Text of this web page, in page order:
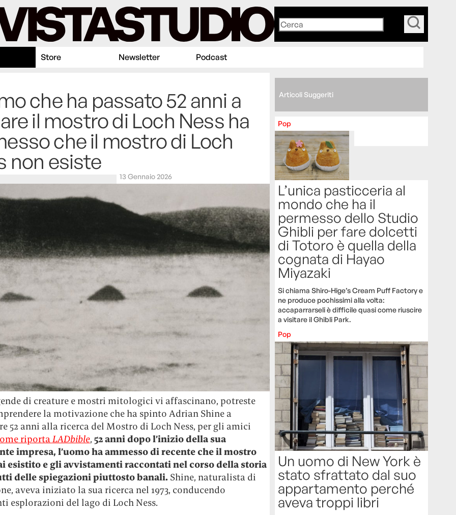
Store Newsletter Podcast
che ha passato 52 anni a
il mostro di Loch Ness ha
che il mostro di Loch
non esiste
13 Gennaio 2026
di creature e mostri mitologici vi affascinano, potreste
la motivazione che ha spinto Adrian Shine a
52 anni alla ricerca del Mostro di Loch Ness, per gli amici
riportaLADbible, 52 anni dopo l’inizio della sua
impresa, l’uomo ha ammesso di recente che il mostro
esistito e gli avvistamenti raccontati nel corso della storia
delle spiegazioni piuttosto banali.Shine, naturalista di
aveva iniziato la sua ricerca nel 1973, conducendo
esplorazioni del lago di Loch Ness.
Articoli Suggeriti
Pop
L’unica pasticceria al
mondo che ha il
permesso dello Studio
Ghibli per fare dolcetti
di Totoro è quella della
cognata di Hayao
Miyazaki
Si chiama Shiro-Hige’s Cream Puff Factory e
ne produce pochissimi alla volta:
accaparrarseli è difficile quasi come riuscire
a visitare il Ghibli Park.
Pop
Un uomo di New York è
stato sfrattato dal suo
appartamento perché
aveva troppi libri